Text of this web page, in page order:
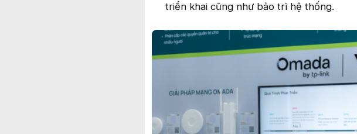
triển khai cũng như bảo trì hệ thống.